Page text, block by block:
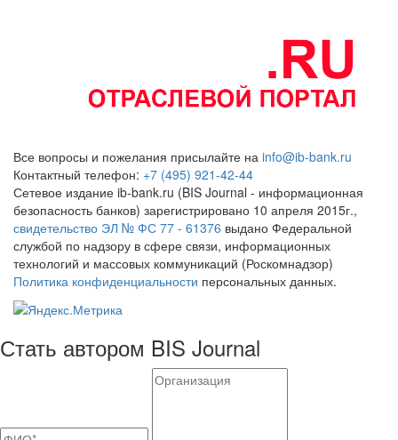
Все вопросы и пожелания присылайте на info@ib-bank.ru
Контактный телефон: +7 (495) 921-42-44
Сетевое издание ib-bank.ru (BIS Journal - информационная
безопасность банков) зарегистрировано 10 апреля 2015г.,
свидетельство ЭЛ № ФС 77 - 61376 выдано Федеральной
службой по надзору в сфере связи, информационных
технологий и массовых коммуникаций (Роскомнадзор)
Политика конфиденциальности персональных данных.
Стать автором BIS Journal